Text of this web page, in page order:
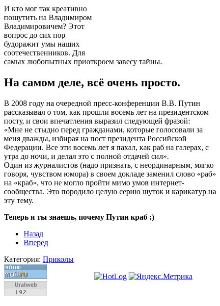
И кто мог так креативно
пошутить на Владимиром
Владимировичем? Этот
вопрос до сих пор
будоражит умы наших
соотечественников. Для
самых любопытных приоткроем завесу тайны.
На самом деле, всё очень просто.
В 2008 году на очередной пресс-конференции В.В. Путин
рассказывал о том, как прошли восемь лет на президентском
посту, и свои впечатления выразил следующей фразой:
«Мне не стыдно перед гражданами, которые голосовали за
меня дважды, избирая на пост президента Российской
Федерации. Все эти восемь лет я пахал, как раб на галерах, с
утра до ночи, и делал это с полной отдачей сил».
Один из журналистов (надо признать, с неординарным, мягко
говоря, чувством юмора) в своем докладе заменил слово «раб»
на «краб», что не могло пройти мимо умов интернет-
сообщества. Это породило целую серию шуток и карикатур на
эту тему.
Теперь и ты знаешь, почему Путин краб :)
Назад
Вперед
Категория: Приколы